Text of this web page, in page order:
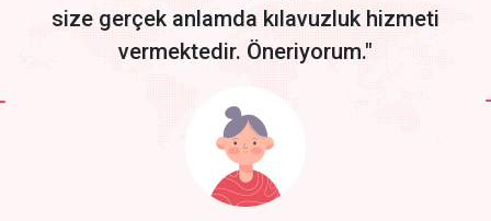
size gerçek anlamda kılavuzluk hizmeti
vermektedir. Öneriyorum."